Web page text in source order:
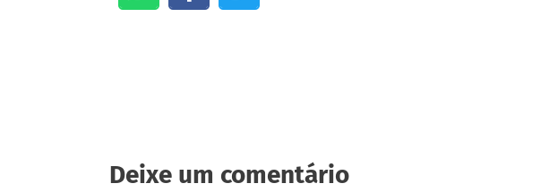
Deixe um comentário